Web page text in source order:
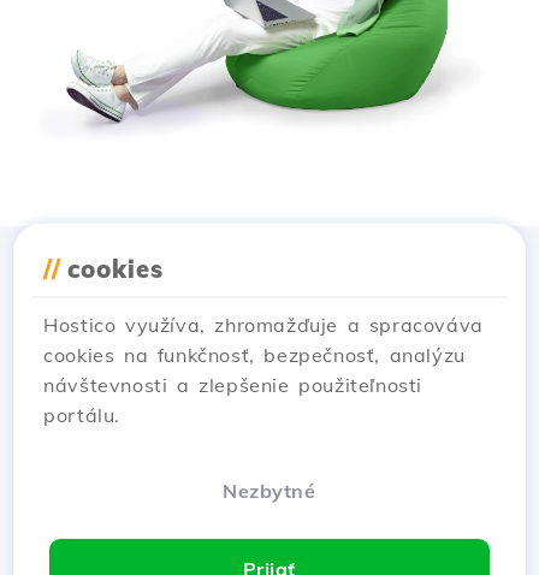
// cookies
Hostico využíva, zhromažďuje a spracováva
cookies na funkčnosť, bezpečnosť, analýzu
návštevnosti a zlepšenie použiteľnosti
portálu.
Nezbytné
Prijať
Stiahnuť aplikáciu